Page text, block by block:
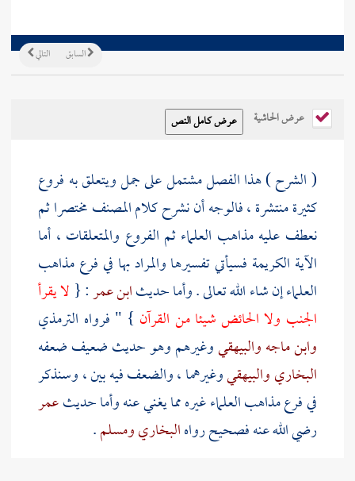
التالي السابق
عرض الحاشية
( الشرح ) هذا الفصل مشتمل على جمل ويتعلق به فروع
كثيرة منتشرة ، فالوجه أن نشرح كلامالمصنفمختصرا ثم
نعطف عليه مذاهب العلماء ثم الفروع والمتعلقات ، أما
الآية الكريمة فسيأتي تفسيرها والمراد بها في فرع مذاهب
العلماء إن شاء الله تعالى . وأما حديثابن عمر: { لا يقرأ
الجنب ولا الحائض شيئا من القرآن } " فرواه الترمذي
وابن ماجهوالبيهقيوغيرهم وهو حديث ضعيف ضعفه
البخاريوالبيهقيوغيرهما ، والضعف فيه بين ، وسنذكر
في فرع مذاهب العلماء غيره مما يغني عنه وأما حديثعمر
رضي الله عنه فصحيح رواهالبخاريومسلم.